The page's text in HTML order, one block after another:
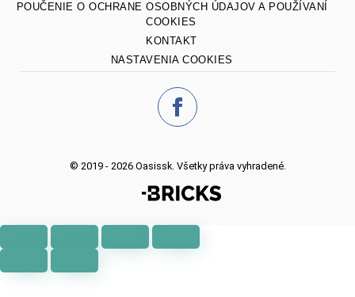
POUČENIE O OCHRANE OSOBNÝCH ÚDAJOV A POUŽÍVANÍ
COOKIES
KONTAKT
NASTAVENIA COOKIES
© 2019 - 2026 Oasissk. Všetky práva vyhradené.